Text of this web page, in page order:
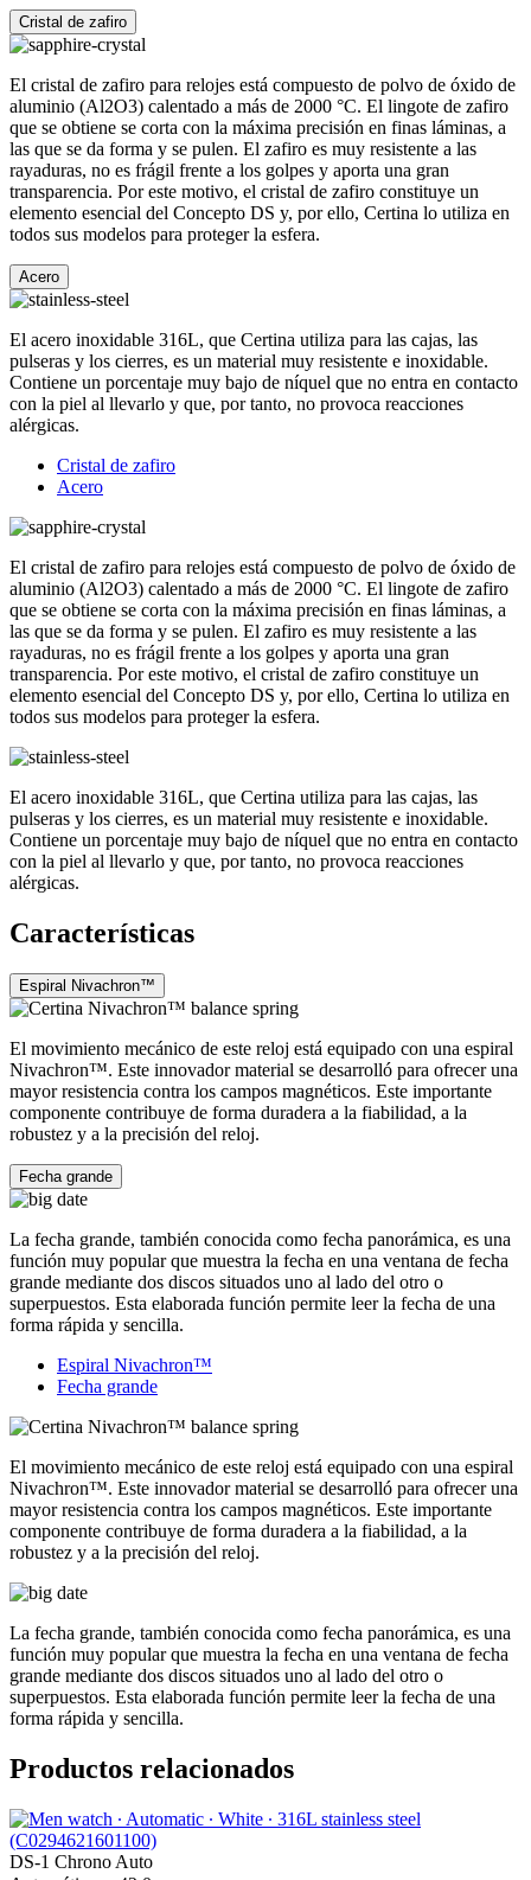
Cristal de zafiro
El cristal de zafiro para relojes está compuesto de polvo de óxido de
aluminio (Al2O3) calentado a más de 2000 °C. El lingote de zafiro
que se obtiene se corta con la máxima precisión en finas láminas, a
las que se da forma y se pulen. El zafiro es muy resistente a las
rayaduras, no es frágil frente a los golpes y aporta una gran
transparencia. Por este motivo, el cristal de zafiro constituye un
elemento esencial del Concepto DS y, por ello, Certina lo utiliza en
todos sus modelos para proteger la esfera.
Acero
El acero inoxidable 316L, que Certina utiliza para las cajas, las
pulseras y los cierres, es un material muy resistente e inoxidable.
Contiene un porcentaje muy bajo de níquel que no entra en contacto
con la piel al llevarlo y que, por tanto, no provoca reacciones
alérgicas.
Cristal de zafiro
Acero
El cristal de zafiro para relojes está compuesto de polvo de óxido de
aluminio (Al2O3) calentado a más de 2000 °C. El lingote de zafiro
que se obtiene se corta con la máxima precisión en finas láminas, a
las que se da forma y se pulen. El zafiro es muy resistente a las
rayaduras, no es frágil frente a los golpes y aporta una gran
transparencia. Por este motivo, el cristal de zafiro constituye un
elemento esencial del Concepto DS y, por ello, Certina lo utiliza en
todos sus modelos para proteger la esfera.
El acero inoxidable 316L, que Certina utiliza para las cajas, las
pulseras y los cierres, es un material muy resistente e inoxidable.
Contiene un porcentaje muy bajo de níquel que no entra en contacto
con la piel al llevarlo y que, por tanto, no provoca reacciones
alérgicas.
Características
Espiral Nivachron™
El movimiento mecánico de este reloj está equipado con una espiral
Nivachron™. Este innovador material se desarrolló para ofrecer una
mayor resistencia contra los campos magnéticos. Este importante
componente contribuye de forma duradera a la fiabilidad, a la
robustez y a la precisión del reloj.
Fecha grande
La fecha grande, también conocida como fecha panorámica, es una
función muy popular que muestra la fecha en una ventana de fecha
grande mediante dos discos situados uno al lado del otro o
superpuestos. Esta elaborada función permite leer la fecha de una
forma rápida y sencilla.
Espiral Nivachron™
Fecha grande
El movimiento mecánico de este reloj está equipado con una espiral
Nivachron™. Este innovador material se desarrolló para ofrecer una
mayor resistencia contra los campos magnéticos. Este importante
componente contribuye de forma duradera a la fiabilidad, a la
robustez y a la precisión del reloj.
La fecha grande, también conocida como fecha panorámica, es una
función muy popular que muestra la fecha en una ventana de fecha
grande mediante dos discos situados uno al lado del otro o
superpuestos. Esta elaborada función permite leer la fecha de una
forma rápida y sencilla.
Productos relacionados
DS-1 Chrono Auto